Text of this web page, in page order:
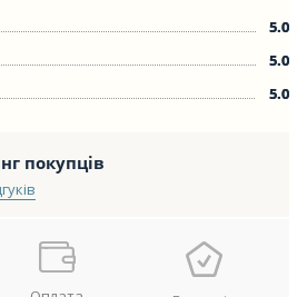
5.0
5.0
5.0
покупців